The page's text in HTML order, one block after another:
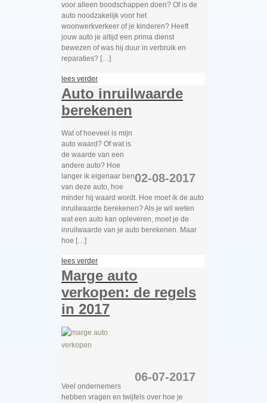
voor alleen boodschappen doen? Of is de
auto noodzakelijk voor het
woonwerkverkeer of je kinderen? Heeft
jouw auto je altijd een prima dienst
bewezen of was hij duur in verbruik en
reparaties? […]
lees verder
Auto inruilwaarde
berekenen
02-08-2017
Wat of hoeveel is mijn
auto waard? Of wat is
de waarde van een
andere auto? Hoe
langer ik eigenaar ben
van deze auto, hoe
minder hij waard wordt. Hoe moet ik de auto
inruilwaarde berekenen? Als je wil weten
wat een auto kan opleveren, moet je de
inruilwaarde van je auto berekenen. Maar
hoe […]
lees verder
Marge auto
verkopen: de regels
in 2017
06-07-2017
Veel ondernemers
hebben vragen en twijfels over hoe je